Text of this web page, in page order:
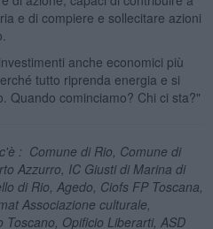
e di compiere e sollecitare azioni
anche economici più
tutto riprenda energia e si
Quando cominciamo? Chi ci sta?"
: Comune di Rio, Comune di
Azzurro, IC Giusti di Marina di
di Rio, Agedo, Ciofs FP Toscana,
Associazione culturale,
Opificio Liberarti, ASD